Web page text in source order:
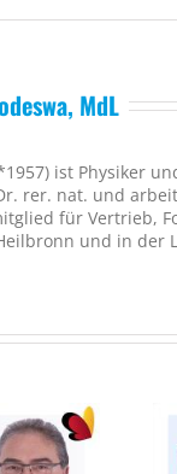
MdL
ist Physiker
rer. nat. und
für Vertrieb,
und in der